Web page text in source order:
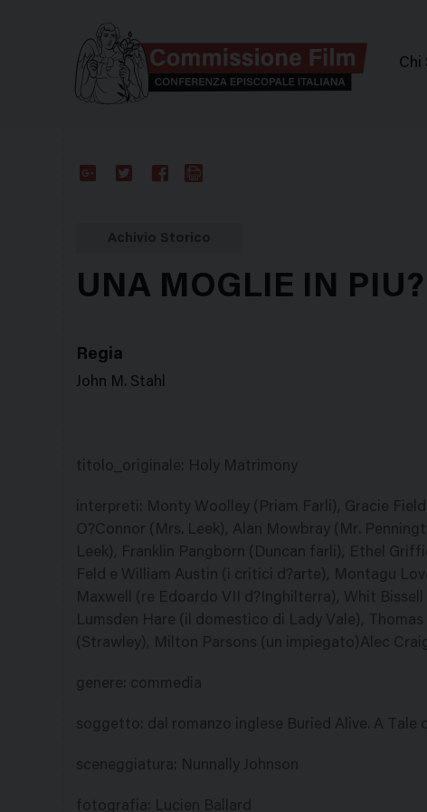
Chi
UNA MOGLIE IN PIU?
Regia
John M. Stahl
titolo_originale: Holy Matrimony
interpreti: Monty Woolley (Priam Farli), Gracie
O?Connor (Mrs. Leek), Alan Mowbray (Mr.
Leek), Franklin Pangborn (Duncan farli), Ethel
Feld e William Austin (i critici d?arte), Montagu
Maxwell (re Edoardo VII d?Inghilterra), Whit
Lumsden Hare (il domestico di Lady Vale),
(Strawley), Milton Parsons (un impiegato)Alec
genere: commedia
soggetto: dal romanzo inglese Buried Alive. A
sceneggiatura: Nunnally Johnson
fotografia: Lucien Ballard